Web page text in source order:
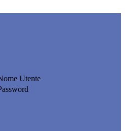
Utente